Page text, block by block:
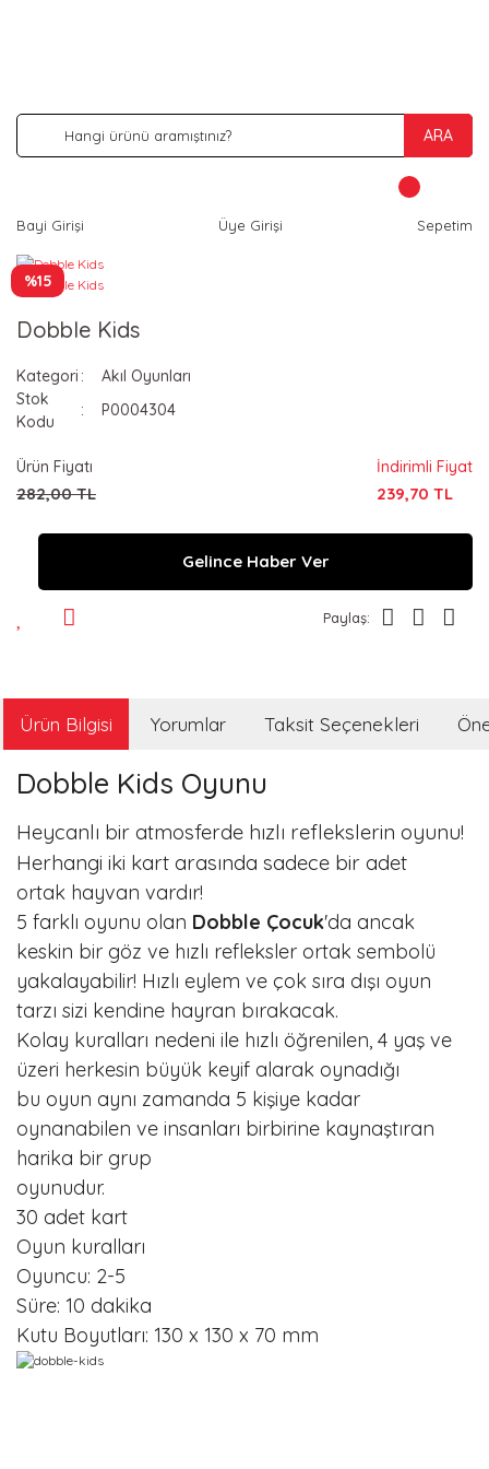
ARA
Bayi Girişi Üye Girişi Sepetim
%15
Dobble Kids
Kategori
Akıl Oyunları
Stok
Kodu
P0004304
Ürün Fiyatı
282,00 TL
İndirimli Fiyat
239,70 TL
Gelince Haber Ver
Paylaş:
Ürün Bilgisi Yorumlar Taksit Seçenekleri
Dobble Kids Oyunu
Heycanlı bir atmosferde hızlı reflekslerin oyunu!
Herhangi iki kart arasında sadece bir adet
ortak hayvan vardır!
5 farklı oyunu olan Dobble Çocuk'da ancak
keskin bir göz ve hızlı refleksler ortak sembolü
yakalayabilir! Hızlı eylem ve çok sıra dışı oyun
tarzı sizi kendine hayran bırakacak.
Kolay kuralları nedeni ile hızlı öğrenilen, 4 yaş ve
üzeri herkesin büyük keyif alarak oynadığı
bu oyun aynı zamanda 5 kişiye kadar
oynanabilen ve insanları birbirine kaynaştıran
harika bir grup
oyunudur.
30 adet kart
Oyun kuralları
Oyuncu: 2-5
Süre: 10 dakika
Kutu Boyutları: 130 x 130 x 70 mm